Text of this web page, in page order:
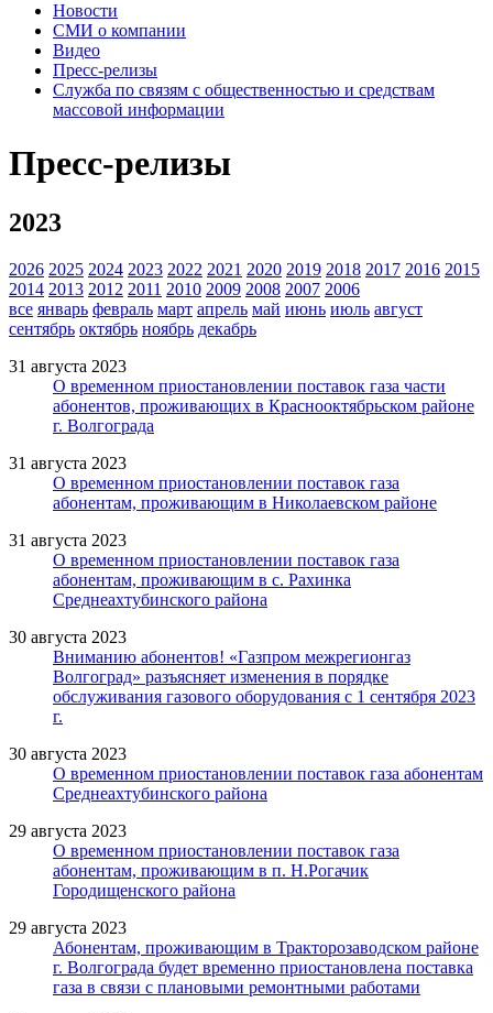
Новости
СМИ о компании
Видео
Пресс-релизы
Служба по связям с общественностью и средствам
массовой информации
Пресс-релизы
2023
2026 2025 2024 2023 2022 2021 2020 2019 2018 2017 2016 2015
2014 2013 2012 2011 2010 2009 2008 2007 2006
все январь февраль март апрель май июнь июль август
сентябрь октябрь ноябрь декабрь
31 августа 2023
О временном приостановлении поставок газа части
абонентов, проживающих в Краснооктябрьском районе
г. Волгограда
31 августа 2023
О временном приостановлении поставок газа
абонентам, проживающим в Николаевском районе
31 августа 2023
О временном приостановлении поставок газа
абонентам, проживающим в с. Рахинка
Среднеахтубинского района
30 августа 2023
Вниманию абонентов! «Газпром межрегионгаз
Волгоград» разъясняет изменения в порядке
обслуживания газового оборудования с 1 сентября 2023
г.
30 августа 2023
О временном приостановлении поставок газа абонентам
Среднеахтубинского района
29 августа 2023
О временном приостановлении поставок газа
абонентам, проживающим в п. Н.Рогачик
Городищенского района
29 августа 2023
Абонентам, проживающим в Тракторозаводском районе
г. Волгограда будет временно приостановлена поставка
газа в связи с плановыми ремонтными работами